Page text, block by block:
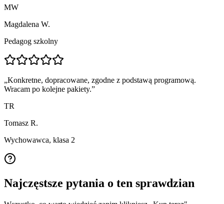
MW
Magdalena W.
Pedagog szkolny
„Konkretne, dopracowane, zgodne z podstawą programową.
Wracam po kolejne pakiety.”
TR
Tomasz R.
Wychowawca, klasa 2
Najczęstsze pytania o ten sprawdzian